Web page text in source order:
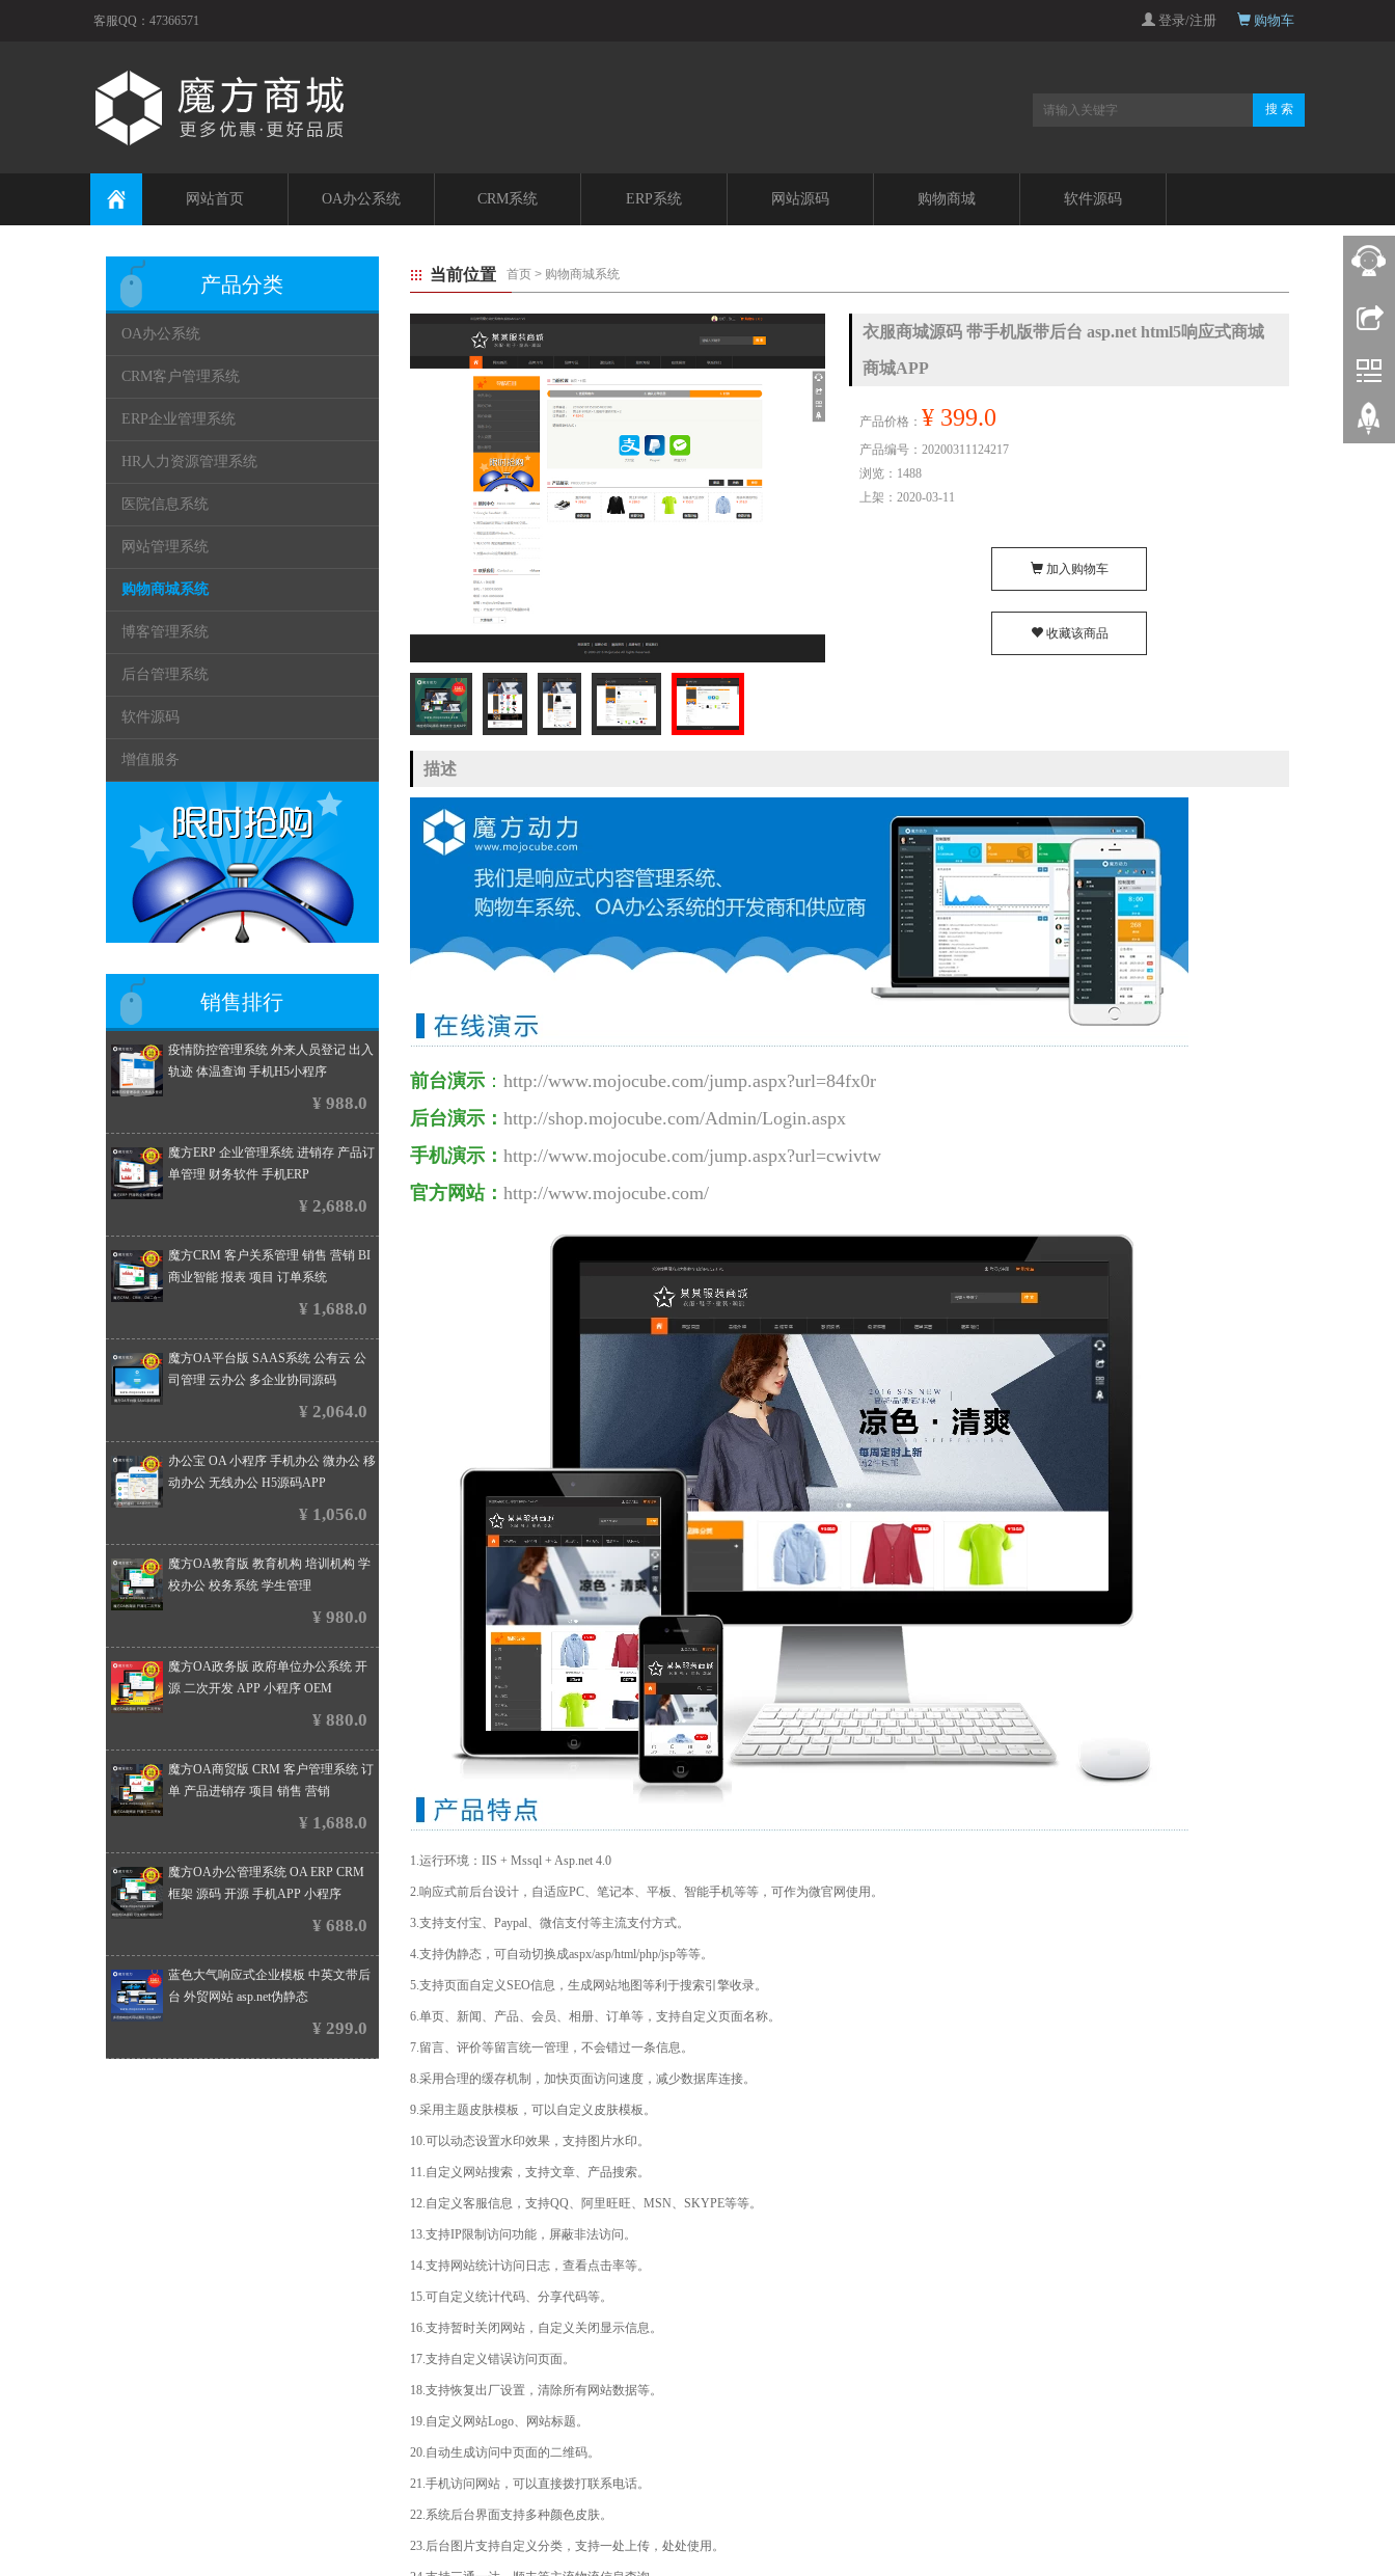
客服QQ：47366571 购物车
登录/注册
搜 索
网站首页 OA办公系统 CRM系统 ERP系统 网站源码 购物商城 软件源码
当前位置 首页> 购物商城系统
衣服商城源码 带手机版带后台 asp.net html5响应式商城
商城APP
产品价格： ¥ 399.0
产品编号：20200311124217
浏览：1488
上架：2020-03-11
加入购物车
收藏该商品
描述
前台演示： http://www.mojocube.com/jump.aspx?url=84fx0r
后台演示： http://shop.mojocube.com/Admin/Login.aspx
手机演示： http://www.mojocube.com/jump.aspx?url=cwivtw
官方网站： http://www.mojocube.com/
1.运行环境：IIS + Mssql + Asp.net 4.0
2.响应式前后台设计，自适应PC、笔记本、平板、智能手机等等，可作为微官网使用。
3.支持支付宝、Paypal、微信支付等主流支付方式。
4.支持伪静态，可自动切换成aspx/asp/html/php/jsp等等。
5.支持页面自定义SEO信息，生成网站地图等利于搜索引擎收录。
6.单页、新闻、产品、会员、相册、订单等，支持自定义页面名称。
7.留言、评价等留言统一管理，不会错过一条信息。
8.采用合理的缓存机制，加快页面访问速度，减少数据库连接。
9.采用主题皮肤模板，可以自定义皮肤模板。
10.可以动态设置水印效果，支持图片水印。
11.自定义网站搜索，支持文章、产品搜索。
12.自定义客服信息，支持QQ、阿里旺旺、MSN、SKYPE等等。
13.支持IP限制访问功能，屏蔽非法访问。
14.支持网站统计访问日志，查看点击率等。
15.可自定义统计代码、分享代码等。
16.支持暂时关闭网站，自定义关闭显示信息。
17.支持自定义错误访问页面。
18.支持恢复出厂设置，清除所有网站数据等。
19.自定义网站Logo、网站标题。
20.自动生成访问中页面的二维码。
21.手机访问网站，可以直接拨打联系电话。
22.系统后台界面支持多种颜色皮肤。
23.后台图片支持自定义分类，支持一处上传，处处使用。
产品分类
OA办公系统
CRM客户管理系统
ERP企业管理系统
HR人力资源管理系统
医院信息系统
网站管理系统
购物商城系统
博客管理系统
后台管理系统
软件源码
增值服务
销售排行
疫情防控管理系统 外来人员登记 出入
轨迹 体温查询 手机H5小程序
¥ 988.0
魔方ERP 企业管理系统 进销存 产品订
单管理 财务软件 手机ERP
¥ 2,688.0
魔方CRM 客户关系管理 销售 营销 BI
商业智能 报表 项目 订单系统
¥ 1,688.0
魔方OA平台版 SAAS系统 公有云 公
司管理 云办公 多企业协同源码
¥ 2,064.0
办公宝 OA 小程序 手机办公 微办公 移
动办公 无线办公 H5源码APP
¥ 1,056.0
魔方OA教育版 教育机构 培训机构 学
校办公 校务系统 学生管理
¥ 980.0
魔方OA政务版 政府单位办公系统 开
源 二次开发 APP 小程序 OEM
¥ 880.0
魔方OA商贸版 CRM 客户管理系统 订
单 产品进销存 项目 销售 营销
¥ 1,688.0
魔方OA办公管理系统 OA ERP CRM
框架 源码 开源 手机APP 小程序
¥ 688.0
蓝色大气响应式企业模板 中英文带后
台 外贸网站 asp.net伪静态
¥ 299.0